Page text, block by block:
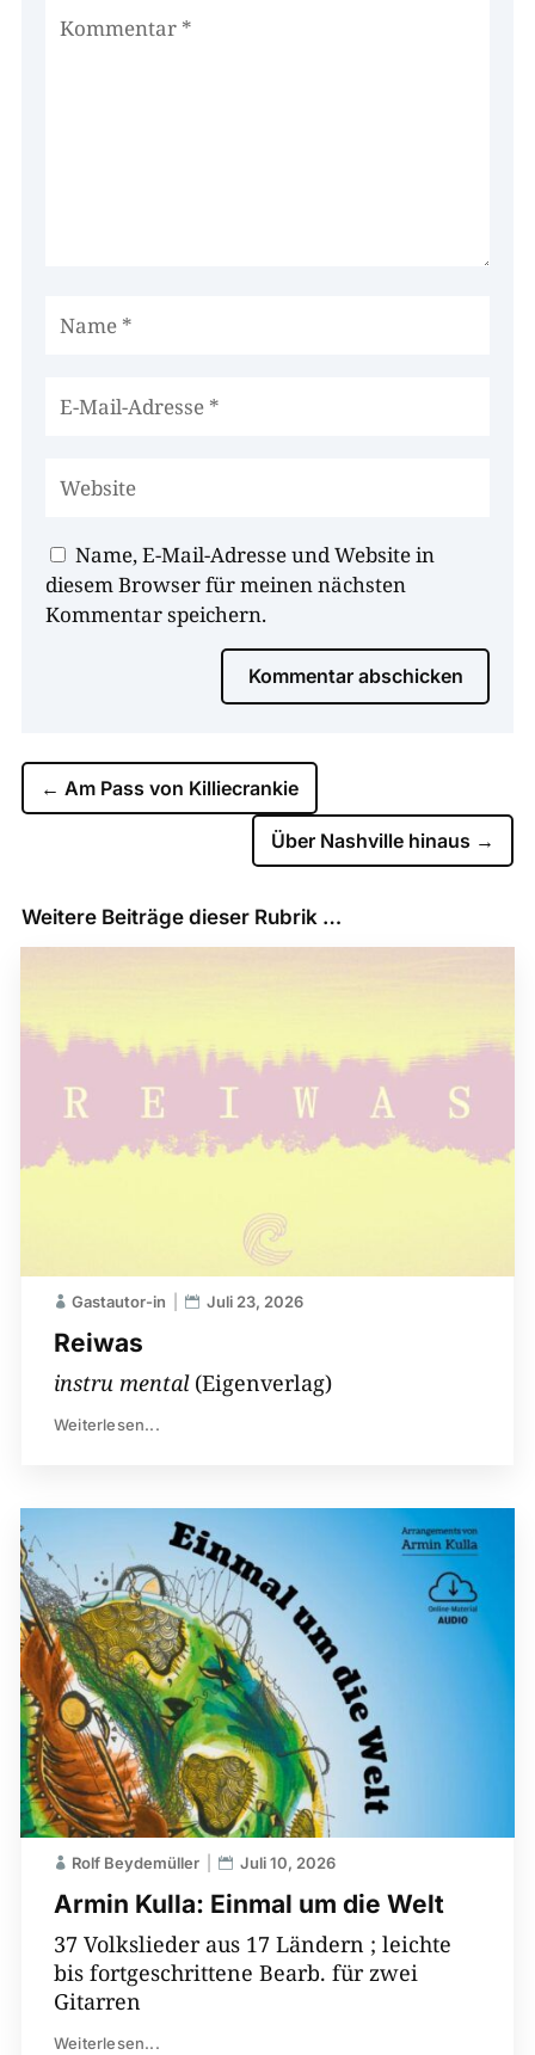
Name, E-Mail-Adresse und Website in
diesem Browser für meinen nächsten
Kommentar speichern.
Kommentar abschicken
← Am Pass von Killiecrankie
Über Nashville hinaus →
Weitere Beiträge dieser Rubrik …
Reiwas
Gastautor-in Juli 23, 2026
instru mental(Eigenverlag)
Weiterlesen...
Armin Kulla: Einmal um die Welt
Rolf Beydemüller Juli 10, 2026
37 Volkslieder aus 17 Ländern ; leichte
bis fortgeschrittene Bearb. für zwei
Gitarren
Weiterlesen...